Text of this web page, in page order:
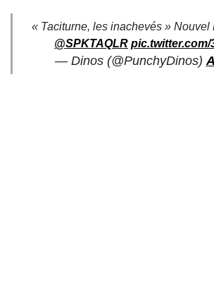
« Taciturne, les inachevés » Nouvel
@SPKTAQLR pic.twitter.com/
— Dinos (@PunchyDinos)